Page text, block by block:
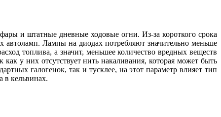
и штатные дневные ходовые огни. Из-за короткого срока
автоламп. Лампы на диодах потребляют значительно меньше
топлива, а значит, меньшее количество вредных веществ
у них отсутствует нить накаливания, которая может быть
галогенок, так и тусклее, на этот параметр влияет тип
в кельвинах.